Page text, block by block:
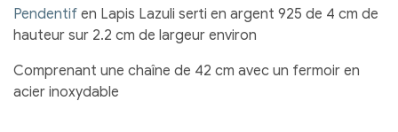
Pendentif en Lapis Lazuli serti en argent 925 de 4 cm de
hauteur sur 2.2 cm de largeur environ
Comprenant une chaîne de 42 cm avec un fermoir en
acier inoxydable